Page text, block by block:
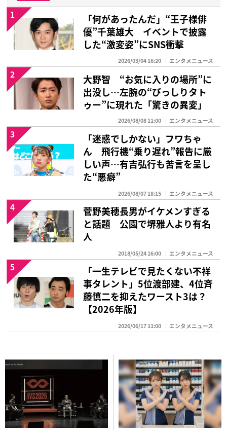
「何があったんだ」“王子様俳
優”千葉雄大 イベントで披露
した“激変姿”にSNS衝撃
2026/03/04 16:20 エンタメニュース
1
大野智 “お気に入りの場所”に
出没し…左腕の“びっしりタト
ゥー”に現れた「驚きの異変」
2026/08/08 11:00 エンタメニュース
2
「迷惑でしかない」フワちゃ
ん 飛行機“乗り遅れ”報告に厳
しい声…有吉弘行も苦言を呈し
た“悪癖”
2026/08/07 18:15 エンタメニュース
3
菅野美穂長男がイケメンすぎる
と話題 公園で堺雅人より有名
人
2018/05/24 16:00 エンタメニュース
4
「一生テレビで見たくない不祥
事タレント」5位渡部建、4位斉
藤慎二を抑えたワースト3は？
【2026年版】
2026/06/17 11:00 エンタメニュース
5